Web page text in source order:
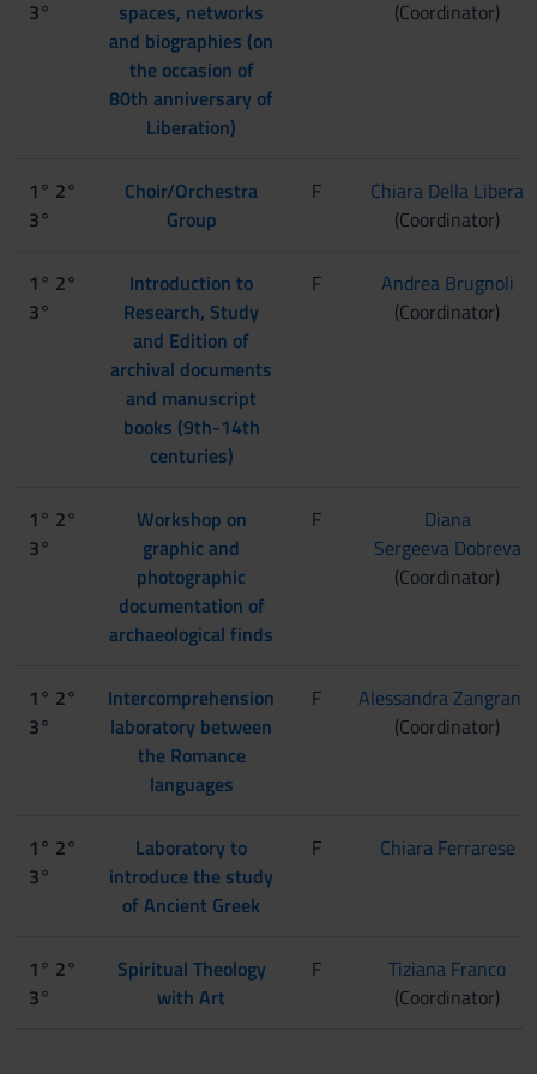
3°
spaces, networks
and biographies (on
the occasion of
80th anniversary of
Liberation)
(Coordinator)
1° 2°
3°
Choir/Orchestra
Group
F
Chiara Della Libera
(Coordinator)
1° 2°
3°
Introduction to
Research, Study
and Edition of
archival documents
and manuscript
books (9th-14th
centuries)
F
Andrea Brugnoli
(Coordinator)
1° 2°
3°
Workshop on
graphic and
photographic
documentation of
archaeological finds
F
Diana
Sergeeva Dobreva
(Coordinator)
1° 2°
3°
Intercomprehension
laboratory between
the Romance
languages
F
Alessandra Zangrandi
(Coordinator)
1° 2°
3°
Laboratory to
introduce the study
of Ancient Greek
F Chiara Ferrarese
1° 2°
3°
Spiritual Theology
with Art
F
Tiziana Franco
(Coordinator)